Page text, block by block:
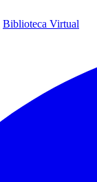
Biblioteca Virtual